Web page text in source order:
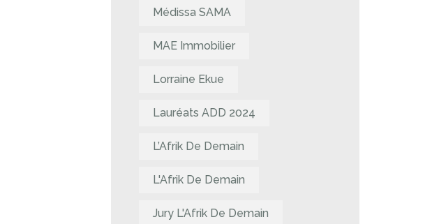
Médissa SAMA
MAE Immobilier
Lorraine Ekue
Lauréats ADD 2024
L’Afrik De Demain
L'Afrik De Demain
Jury L'Afrik De Demain